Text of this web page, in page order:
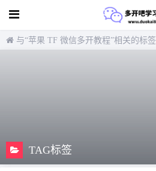
与“苹果 TF 微信多开教程”相关的标签
TAG标签